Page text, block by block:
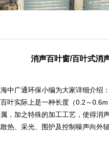
消声百叶窗/百叶式消
中广通环保小编为大家详细介绍
叶实际上是一种长度（0.2～
，加之特殊的加工工艺，使得消
热、采光、围护及控制噪声向外